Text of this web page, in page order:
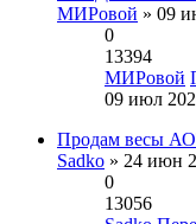
МИРовой » 09
0
13394
МИРовой
09 июл
Продам весы
Sadko » 24 июн
0
13056